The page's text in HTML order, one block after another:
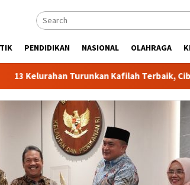
PENDIDIKAN NASIONAL OLAHRAGA
Turunkan Kafilah Terbaik, Cibinong